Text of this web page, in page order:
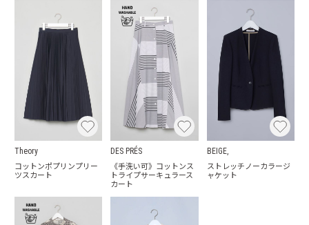
Theory
コットンポプリンプリー
ツスカート
DES PRÉS
《手洗い可》コットンス
トライプサーキュラース
カート
BEIGE,
ストレッチノーカラージ
ャケット